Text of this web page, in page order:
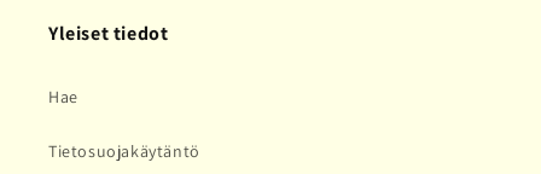
Yleiset tiedot
Hae
Tietosuojakäytäntö